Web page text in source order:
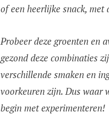
of een heerlijke snack, met
Probeer deze groenten en
gezond deze combinaties
verschillende smaken en
voorkeuren zijn. Dus waar
begin met experimenteren!